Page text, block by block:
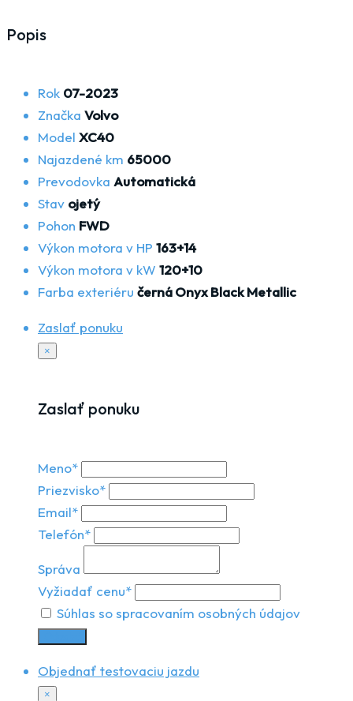
Popis
Rok 07-2023
Značka Volvo
Model XC40
Najazdené km 65000
Prevodovka Automatická
Stav ojetý
Pohon FWD
Výkon motora v HP 163+14
Výkon motora v kW 120+10
Farba exteriéru černá Onyx Black Metallic
Zaslať ponuku
×
Zaslať ponuku
Meno*
Priezvisko*
Email*
Telefón*
Správa
Vyžiadať cenu*
Súhlas so spracovaním osobných údajov
Objednať testovaciu jazdu
×